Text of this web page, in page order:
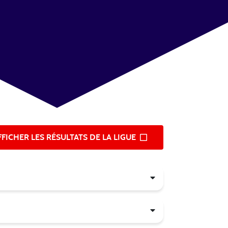
LES RÉSULTATS DE LA LIGUE